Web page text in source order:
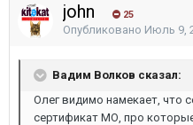
john 25
Опубликовано Июль 9,
Вадим Волков сказал:
Олег видимо намекает, что
сертификат МО, про